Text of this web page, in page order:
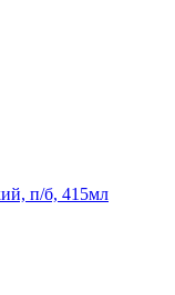
п/б, 415мл